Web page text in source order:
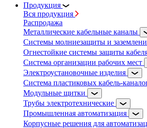
Продукция
Вся продукция
Распродажа
Металлические кабельные каналы
Системы молниезащиты и
Огнестойкие системы защиты
Система организации рабочих мест
Электроустановочные изделия
Система пластиковых кабель-
Модульные щитки
Трубы электротехнические
Промышленная автоматизация
Корпусные решения для